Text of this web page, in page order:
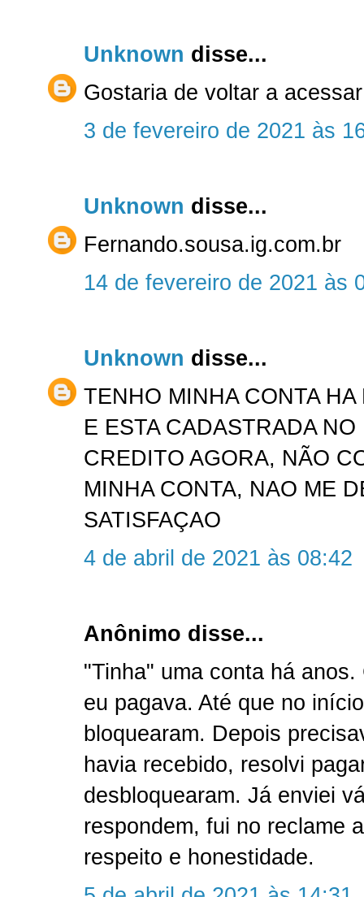
Unknown disse...
Gostaria de voltar a
3 de fevereiro de 2021 às
Unknown disse...
Fernando.sousa.ig.com.br
14 de fevereiro de 2021 às
Unknown disse...
TENHO MINHA CONTA
E ESTA CADASTRADA
CREDITO AGORA, NÃO
MINHA CONTA, NAO ME
SATISFAÇAO
4 de abril de 2021 às 08:42
Anônimo disse...
"Tinha" uma conta há
eu pagava. Até que no
bloquearam. Depois
havia recebido, resolvi
desbloquearam. Já enviei
respondem, fui no reclame
respeito e honestidade.